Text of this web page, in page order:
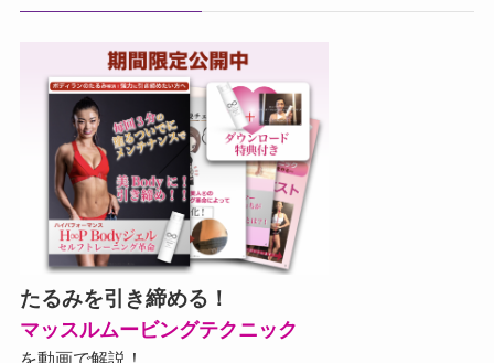
たるみを引き締める！
マッスルムービングテクニック
を動画で解説！